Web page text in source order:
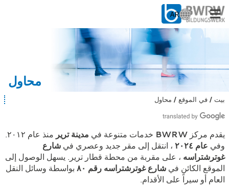
ا
خ
ا
غ
:
AR
محاول
للناس
للشركات
منّا
في موقع التصوير: ترير
عمل
أ
ت
ن
ا
:
بيت في الموقع محاول
يقدم مركز BWRW خدمات متنوعة في مدينة ترير
منذ عام ٢٠١٢.
وفي عام ٢٠٢٤ ، انتقل إلى مقر جديد وعصري في شارع
غوترشتراسه ، على مقربة من محطة قطار ترير. يسهل الوصول إلى
الموقع الكائن في شارع غوترشتراسه رقم ٨٠
بواسطة وسائل النقل
العام أو سيراً على الأقدام.